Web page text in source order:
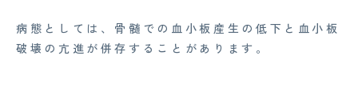
病態としては、骨髄での血小板産生の低下と血小板
破壊の亢進が併存することがあります。